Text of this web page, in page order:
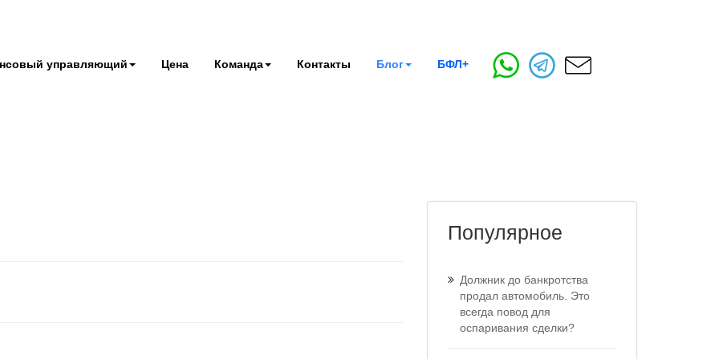
управляющий Цена Команда Контакты Блог БФЛ+
Популярное
Должник до банкротства
продал автомобиль. Это
всегда повод для
оспаривания сделки?